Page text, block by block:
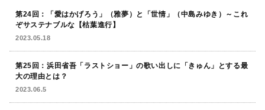
第24回：「愛はかげろう」（雅夢）と「世情」（中島みゆき）～これ
ぞサステナブルな【枯葉進行】
2023.05.18
第25回：浜田省吾「ラストショー」の歌い出しに「きゅん」とする最
大の理由とは？
2023.06.5